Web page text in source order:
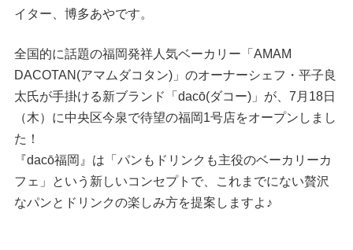
イター、博多あやです。
全国的に話題の福岡発祥人気ベーカリー「AMAM
DACOTAN(アマムダコタン)」のオーナーシェフ・平子良
太氏が手掛ける新ブランド「dacō(ダコー)」が、7月18日
（木）に中央区今泉で待望の福岡1号店をオープンしまし
た！
『dacō福岡』は「パンもドリンクも主役のベーカリーカ
フェ」という新しいコンセプトで、これまでにない贅沢
なパンとドリンクの楽しみ方を提案しますよ♪